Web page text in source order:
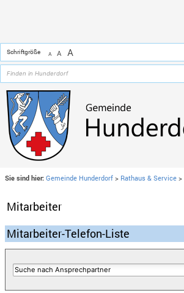
Schriftgröße A A A
Sie sind hier: Gemeinde Hunderdorf > Rathaus & Service >
Mitarbeiter
Mitarbeiter-Telefon-Liste